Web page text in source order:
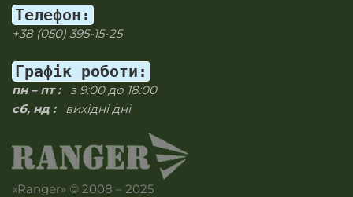
Телефон:
+38 (050) 395-15-25
Графік роботи:
пн – пт :з 9:00 до 18:00
сб, нд :вихідні дні
«Ranger» © 2008 – 2025